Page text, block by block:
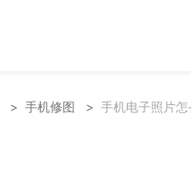
> 手机修图 > 手机电子照片